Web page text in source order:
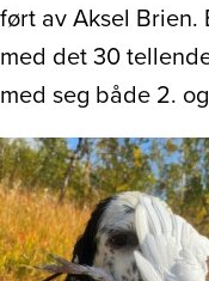
ført av Aksel Brien.
med det 30
med seg både 2.